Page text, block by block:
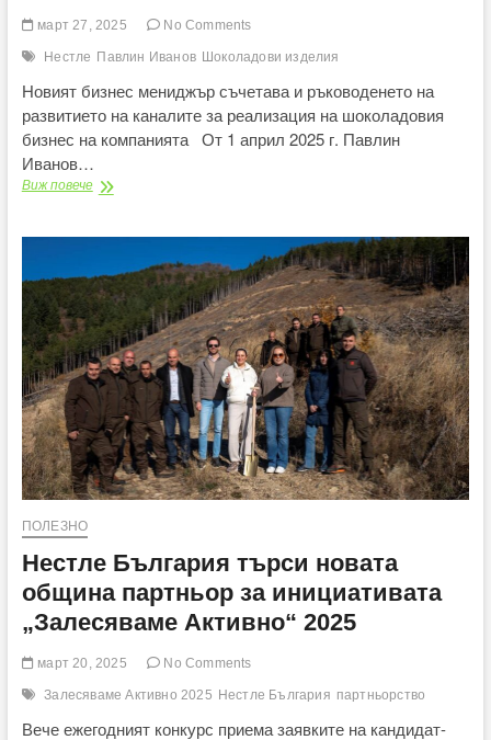
март 27, 2025 No Comments
Нестле Павлин Иванов Шоколадови изделия
Новият бизнес мениджър съчетава и ръководенето на
развитието на каналите за реализация на шоколадовия
бизнес на компанията От 1 април 2025 г. Павлин
Иванов…
Виж повечеПавлин
бизнеса
„Шоколадови
изделия“
на
Нестле
за
България,
Румъния
и
страните
от
Адриатическия
ПОЛЕЗНО
Нестле България търси новата
община партньор за инициативата
„Залесяваме Активно“ 2025
март 20, 2025 No Comments
Залесяваме Активно 2025 Нестле България партньорство
Вече ежегодният конкурс приема заявките на кандидат-